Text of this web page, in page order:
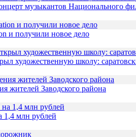
музыкантов Национального
и получили новое дело
художественную школу:
жителей Заводского района
1,4 млн рублей